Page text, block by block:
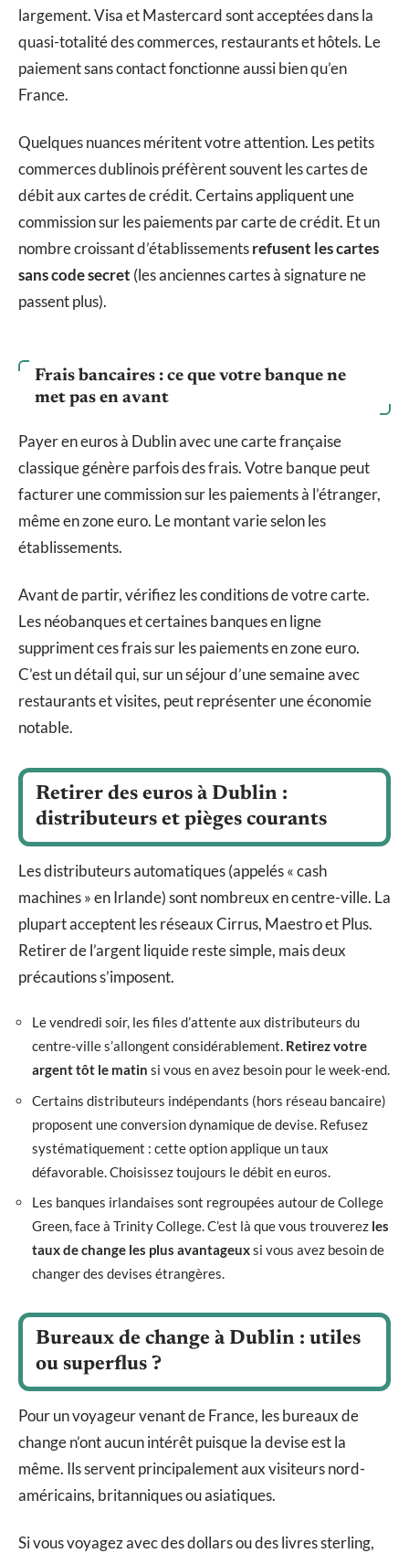
largement. Visa et Mastercard sont acceptées dans la
quasi-totalité des commerces, restaurants et hôtels. Le
paiement sans contact fonctionne aussi bien qu’en
France.
Quelques nuances méritent votre attention. Les petits
commerces dublinois préfèrent souvent les cartes de
débit aux cartes de crédit. Certains appliquent une
commission sur les paiements par carte de crédit. Et un
nombre croissant d’établissementsrefusent les cartes
sans code secret (les anciennes cartes à signature ne
passent plus).
Frais bancaires : ce que votre banque ne
met pas en avant
Payer en euros à Dublin avec une carte française
classique génère parfois des frais. Votre banque peut
facturer une commission sur les paiements à l’étranger,
même en zone euro. Le montant varie selon les
établissements.
Avant de partir, vérifiez les conditions de votre carte.
Les néobanques et certaines banques en ligne
suppriment ces frais sur les paiements en zone euro.
C’est un détail qui, sur un séjour d’une semaine avec
restaurants et visites, peut représenter une économie
notable.
Retirer des euros à Dublin :
distributeurs et pièges courants
Les distributeurs automatiques (appelés « cash
machines » en Irlande) sont nombreux en centre-ville. La
plupart acceptent les réseaux Cirrus, Maestro et Plus.
Retirer de l’argent liquide reste simple, mais deux
précautions s’imposent.
Le vendredi soir, les files d’attente aux distributeurs du
centre-ville s’allongent considérablement. Retirez votre
argent tôt le matin si vous en avez besoin pour le week-end.
Certains distributeurs indépendants (hors réseau bancaire)
proposent une conversion dynamique de devise. Refusez
systématiquement : cette option applique un taux
défavorable. Choisissez toujours le débit en euros.
Les banques irlandaises sont regroupées autour de College
Green, face à Trinity College. C’est là que vous trouverez les
taux de change les plus avantageuxsi vous avez besoin de
changer des devises étrangères.
Bureaux de change à Dublin : utiles
ou superflus ?
Pour un voyageur venant de France, les bureaux de
change n’ont aucun intérêt puisque la devise est la
même. Ils servent principalement aux visiteurs nord-
américains, britanniques ou asiatiques.
Si vous voyagez avec des dollars ou des livres sterling,